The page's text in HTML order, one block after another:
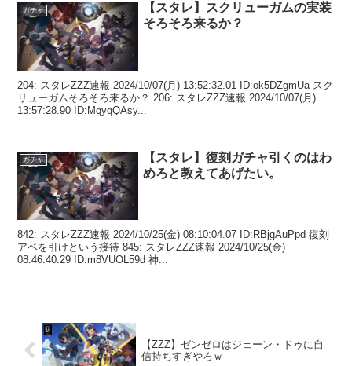
ガチャ
【スタレ】スクリューガムの実装
そろそろ来るか？
204: スタレZZZ速報 2024/10/07(月) 13:52:32.01 ID:ok5DZgmUa スク
リューガムそろそろ来るか？ 206: スタレZZZ速報 2024/10/07(月)
13:57:28.90 ID:MqyqQAsy...
ガチャ
【スタレ】復刻ガチャ引くのはわ
めろと教えてあげたい。
842: スタレZZZ速報 2024/10/25(金) 08:10:04.07 ID:RBjgAuPpd 復刻
アベを引けという接待 845: スタレZZZ速報 2024/10/25(金)
08:46:40.29 ID:m8VUOL59d 神...
【ZZZ】ゼンゼロはジェーン・ドゥに自
信持ちすぎやろｗ